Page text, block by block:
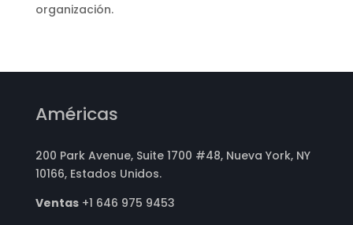
organización.
Américas
200 Park Avenue, Suite 1700 #48, Nueva York, NY
10166, Estados Unidos.
Ventas+1 646 975 9453